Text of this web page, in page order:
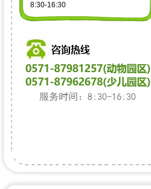
8:30-16:30